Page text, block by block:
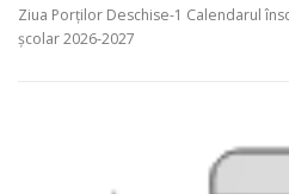
Ziua Porților Deschise-1 Calendarul
școlar 2026-2027